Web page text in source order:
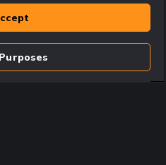
Alla rättigheter reserverade.
är 18+ Har ditt spelande blivit ett
00. Odds kan ändras. Alla odds var
Spel utan konto innebär att man
Delar av innehållet på sajten är